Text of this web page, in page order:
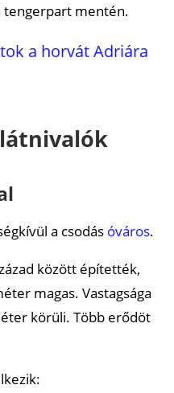
tengerpart mentén.
a horvát Adriára
a csodás óváros.
között építették,
magas. Vastagsága
körüli. Több erődöt